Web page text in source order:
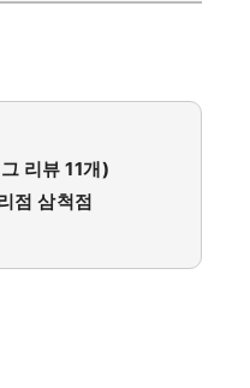
리뷰 11개)
점 삼척점